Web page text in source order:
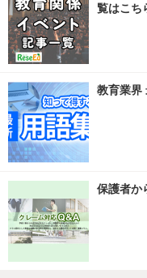
覧はこち
教育業界
保護者か